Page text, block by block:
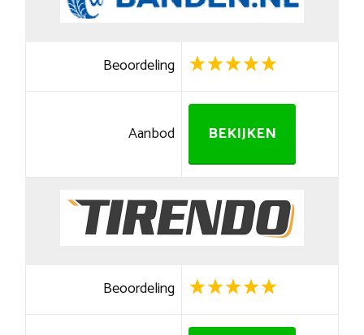
Beoordeling
Aanbod BEKIJKEN
Beoordeling